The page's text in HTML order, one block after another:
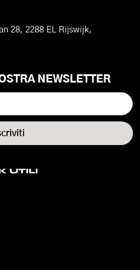
28, 2288 EL Rijswijk,
UTILI
NEWSLETTER